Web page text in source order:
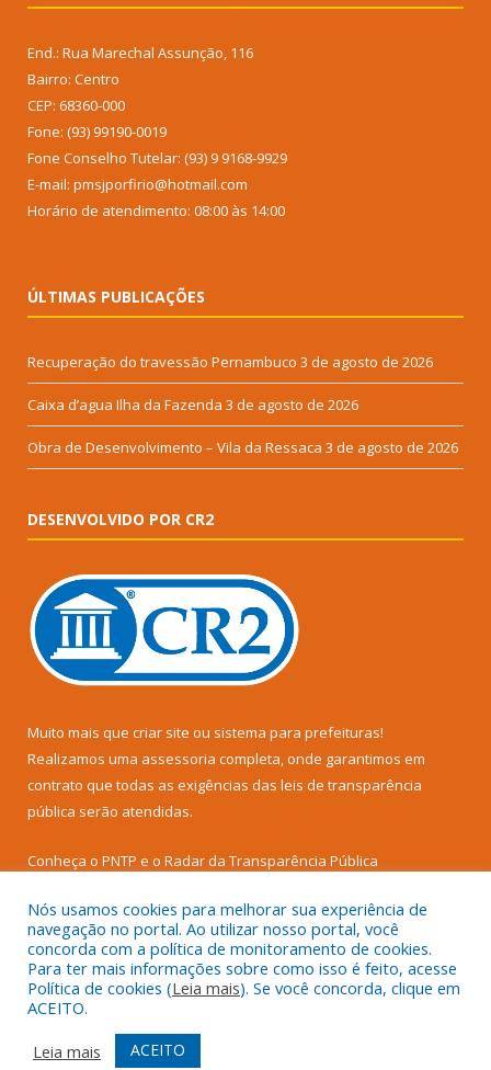
End.: Rua Marechal Assunção, 116
Bairro: Centro
CEP: 68360-000
Fone: (93) 99190-0019
Fone Conselho Tutelar: (93) 9 9168-9929
E-mail: pmsjporfirio@hotmail.com
Horário de atendimento: 08:00 às 14:00
ÚLTIMAS PUBLICAÇÕES
Recuperação do travessão Pernambuco 3 de agosto de 2026
Caixa d’agua Ilha da Fazenda 3 de agosto de 2026
Obra de Desenvolvimento – Vila da Ressaca 3 de agosto de 2026
DESENVOLVIDO POR CR2
Muito mais que criar site ou sistema para prefeituras!
Realizamos uma assessoria completa, onde garantimos em
contrato que todas as exigências das leis de transparência
pública serão atendidas.
Conheça o PNTP e o Radar da Transparência Pública
Todos os direitos reservados a Prefeitura Municipal de Senador
José Porfírio.
Mapa do Site
Acessar Área Administrativa
Nós usamos cookies para melhorar sua experiência de
navegação no portal. Ao utilizar nosso portal, você
concorda com a política de monitoramento de cookies.
Para ter mais informações sobre como isso é feito, acesse
Política de cookies (Leia mais). Se você concorda, clique em
ACEITO.
Leia mais
ACEITO